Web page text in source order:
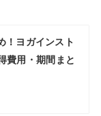
！ヨガインスト
費用・期間まと